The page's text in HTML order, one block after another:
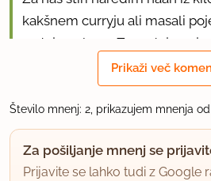
kakšnem curryju ali masali
zadnjega kosa. Za zadnjega je
16.3.2015 ob 8:53
Prikaži več
Število mnenj: 2, prikazujem mnenja
Za pošiljanje mnenj se
Prijavite se lahko tudi z Google